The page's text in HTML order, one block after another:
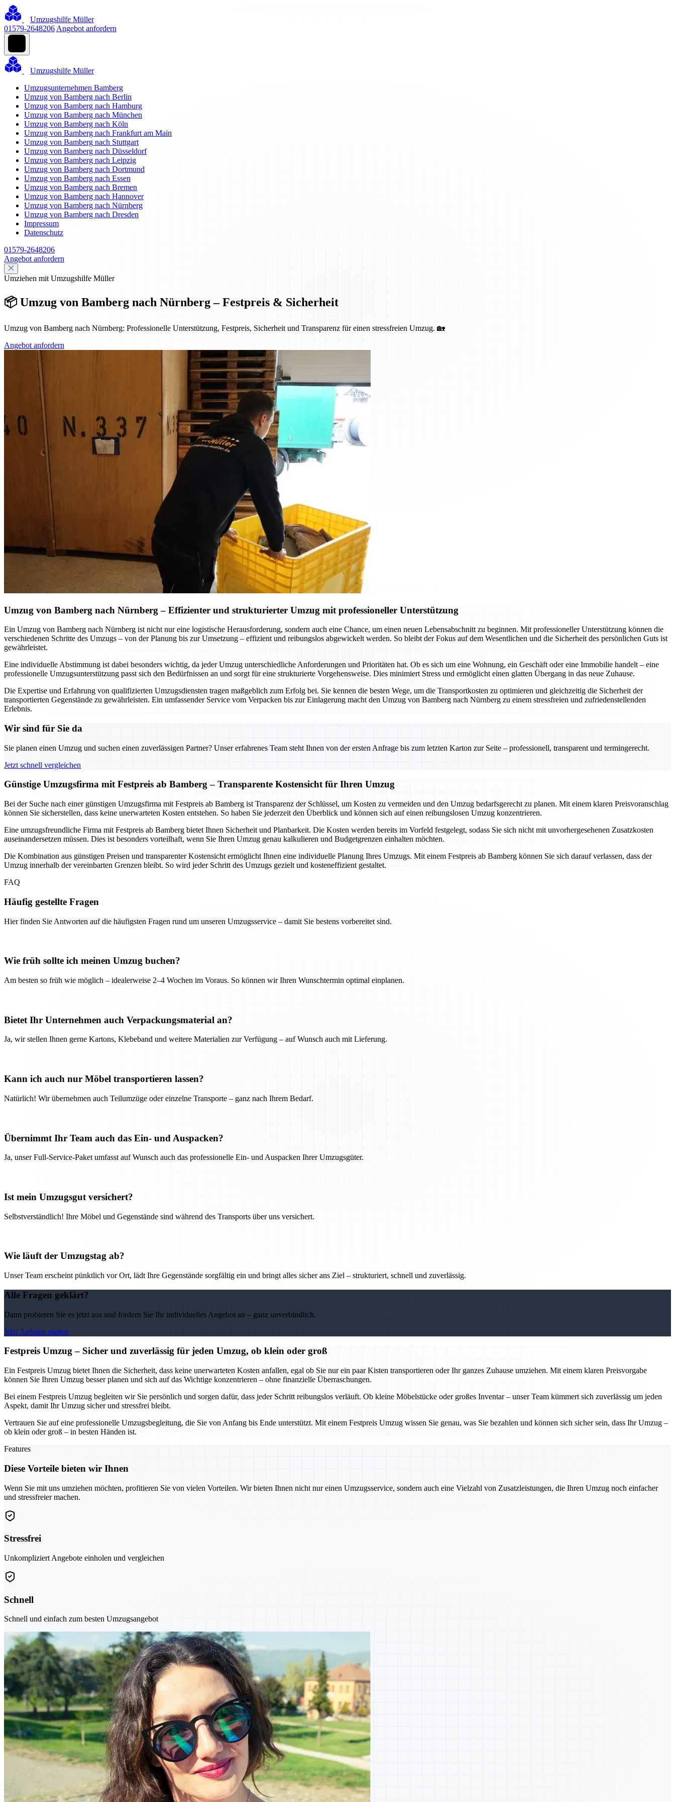
Umzugshilfe Müller
01579-2648206 Angebot anfordern
Umzugshilfe Müller
Umzugsunternehmen Bamberg
Umzug von Bamberg nach Berlin
Umzug von Bamberg nach Hamburg
Umzug von Bamberg nach München
Umzug von Bamberg nach Köln
Umzug von Bamberg nach Frankfurt am Main
Umzug von Bamberg nach Stuttgart
Umzug von Bamberg nach Düsseldorf
Umzug von Bamberg nach Leipzig
Umzug von Bamberg nach Dortmund
Umzug von Bamberg nach Essen
Umzug von Bamberg nach Bremen
Umzug von Bamberg nach Hannover
Umzug von Bamberg nach Nürnberg
Umzug von Bamberg nach Dresden
Impressum
Datenschutz
01579-2648206
Angebot anfordern
Umziehen mit Umzugshilfe Müller
📦 Umzug von Bamberg nach Nürnberg – Festpreis & Sicherheit
Umzug von Bamberg nach Nürnberg: Professionelle Unterstützung, Festpreis, Sicherheit und Transparenz für einen stressfreien Umzug. 🏡
Angebot anfordern
Umzug von Bamberg nach Nürnberg – Effizienter und strukturierter Umzug mit professioneller Unterstützung
Ein Umzug von Bamberg nach Nürnberg ist nicht nur eine logistische Herausforderung, sondern auch eine Chance, um einen neuen Lebensabschnitt zu beginnen. Mit professioneller Unterstützung können die
verschiedenen Schritte des Umzugs – von der Planung bis zur Umsetzung – effizient und reibungslos abgewickelt werden. So bleibt der Fokus auf dem Wesentlichen und die Sicherheit des persönlichen Guts ist
gewährleistet.
Eine individuelle Abstimmung ist dabei besonders wichtig, da jeder Umzug unterschiedliche Anforderungen und Prioritäten hat. Ob es sich um eine Wohnung, ein Geschäft oder eine Immobilie handelt – eine
professionelle Umzugsunterstützung passt sich den Bedürfnissen an und sorgt für eine strukturierte Vorgehensweise. Dies minimiert Stress und ermöglicht einen glatten Übergang in das neue Zuhause.
Die Expertise und Erfahrung von qualifizierten Umzugsdiensten tragen maßgeblich zum Erfolg bei. Sie kennen die besten Wege, um die Transportkosten zu optimieren und gleichzeitig die Sicherheit der
transportierten Gegenstände zu gewährleisten. Ein umfassender Service vom Verpacken bis zur Einlagerung macht den Umzug von Bamberg nach Nürnberg zu einem stressfreien und zufriedenstellenden
Erlebnis.
Wir sind für Sie da
Sie planen einen Umzug und suchen einen zuverlässigen Partner? Unser erfahrenes Team steht Ihnen von der ersten Anfrage bis zum letzten Karton zur Seite – professionell, transparent und termingerecht.
Jetzt schnell vergleichen
Günstige Umzugsfirma mit Festpreis ab Bamberg – Transparente Kostensicht für Ihren Umzug
Bei der Suche nach einer günstigen Umzugsfirma mit Festpreis ab Bamberg ist Transparenz der Schlüssel, um Kosten zu vermeiden und den Umzug bedarfsgerecht zu planen. Mit einem klaren Preisvoranschlag
können Sie sicherstellen, dass keine unerwarteten Kosten entstehen. So haben Sie jederzeit den Überblick und können sich auf einen reibungslosen Umzug konzentrieren.
Eine umzugsfreundliche Firma mit Festpreis ab Bamberg bietet Ihnen Sicherheit und Planbarkeit. Die Kosten werden bereits im Vorfeld festgelegt, sodass Sie sich nicht mit unvorhergesehenen Zusatzkosten
auseinandersetzen müssen. Dies ist besonders vorteilhaft, wenn Sie Ihren Umzug genau kalkulieren und Budgetgrenzen einhalten möchten.
Die Kombination aus günstigen Preisen und transparenter Kostensicht ermöglicht Ihnen eine individuelle Planung Ihres Umzugs. Mit einem Festpreis ab Bamberg können Sie sich darauf verlassen, dass der
Umzug innerhalb der vereinbarten Grenzen bleibt. So wird jeder Schritt des Umzugs gezielt und kosteneffizient gestaltet.
FAQ
Häufig gestellte Fragen
Hier finden Sie Antworten auf die häufigsten Fragen rund um unseren Umzugsservice – damit Sie bestens vorbereitet sind.
Wie früh sollte ich meinen Umzug buchen?
Am besten so früh wie möglich – idealerweise 2–4 Wochen im Voraus. So können wir Ihren Wunschtermin optimal einplanen.
Bietet Ihr Unternehmen auch Verpackungsmaterial an?
Ja, wir stellen Ihnen gerne Kartons, Klebeband und weitere Materialien zur Verfügung – auf Wunsch auch mit Lieferung.
Kann ich auch nur Möbel transportieren lassen?
Natürlich! Wir übernehmen auch Teilumzüge oder einzelne Transporte – ganz nach Ihrem Bedarf.
Übernimmt Ihr Team auch das Ein- und Auspacken?
Ja, unser Full-Service-Paket umfasst auf Wunsch auch das professionelle Ein- und Auspacken Ihrer Umzugsgüter.
Ist mein Umzugsgut versichert?
Selbstverständlich! Ihre Möbel und Gegenstände sind während des Transports über uns versichert.
Wie läuft der Umzugstag ab?
Unser Team erscheint pünktlich vor Ort, lädt Ihre Gegenstände sorgfältig ein und bringt alles sicher ans Ziel – strukturiert, schnell und zuverlässig.
Alle Fragen geklärt?
Dann probieren Sie es jetzt aus und fordern Sie Ihr individuelles Angebot an – ganz unverbindlich.
Jetzt Anfrage starten
Festpreis Umzug – Sicher und zuverlässig für jeden Umzug, ob klein oder groß
Ein Festpreis Umzug bietet Ihnen die Sicherheit, dass keine unerwarteten Kosten anfallen, egal ob Sie nur ein paar Kisten transportieren oder Ihr ganzes Zuhause umziehen. Mit einem klaren Preisvorgabe
können Sie Ihren Umzug besser planen und sich auf das Wichtige konzentrieren – ohne finanzielle Überraschungen.
Bei einem Festpreis Umzug begleiten wir Sie persönlich und sorgen dafür, dass jeder Schritt reibungslos verläuft. Ob kleine Möbelstücke oder großes Inventar – unser Team kümmert sich zuverlässig um jeden
Aspekt, damit Ihr Umzug sicher und stressfrei bleibt.
Vertrauen Sie auf eine professionelle Umzugsbegleitung, die Sie von Anfang bis Ende unterstützt. Mit einem Festpreis Umzug wissen Sie genau, was Sie bezahlen und können sich sicher sein, dass Ihr Umzug –
ob klein oder groß – in besten Händen ist.
Features
Diese Vorteile bieten wir Ihnen
Wenn Sie mit uns umziehen möchten, profitieren Sie von vielen Vorteilen. Wir bieten Ihnen nicht nur einen Umzugsservice, sondern auch eine Vielzahl von Zusatzleistungen, die Ihren Umzug noch einfacher
und stressfreier machen.
Stressfrei
Unkompliziert Angebote einholen und vergleichen
Schnell
Schnell und einfach zum besten Umzugsangebot